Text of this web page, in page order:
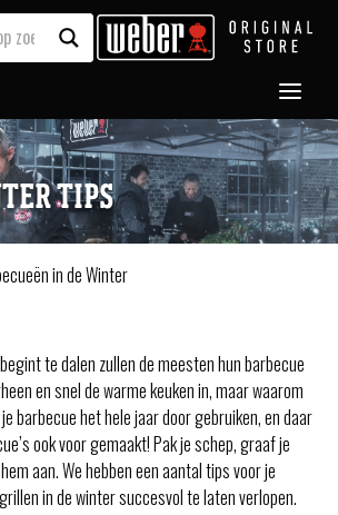
TIPS
in de Winter
te dalen zullen de meesten hun barbecue
en snel de warme keuken in, maar waarom
barbecue het hele jaar door gebruiken, en daar
ook voor gemaakt! Pak je schep, graaf je
aan. We hebben een aantal tips voor je
in de winter succesvol te laten verlopen.